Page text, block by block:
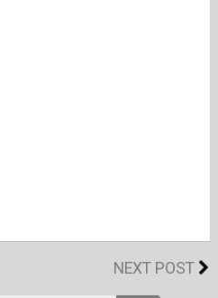
NEXT POST